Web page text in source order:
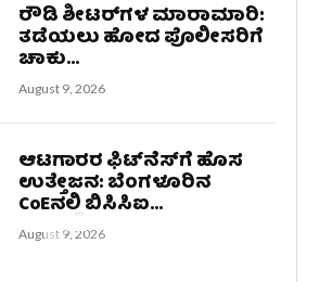
ರೌಡಿ ಶೀಟರ್‌ಗಳ ಮಾರಾಮಾರಿ:
ತಡೆಯಲು ಹೋದ ಪೊಲೀಸರಿಗೆ
ಚಾಕು...
August 9, 2026
ಆಟಗಾರರ ಫಿಟ್‌ನೆಸ್‌ಗೆ ಹೊಸ
ಉತ್ತೇಜನ: ಬೆಂಗಳೂರಿನ
CoEನಲ್ಲಿ ಬಿಸಿಸಿಐ...
August 9, 2026